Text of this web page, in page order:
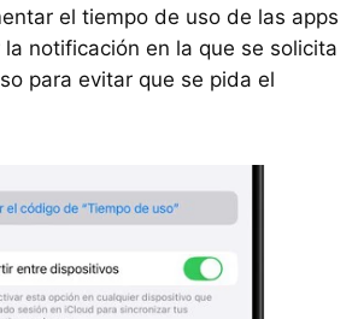
el tiempo de uso de las apps
notificación en la que se solicita
para evitar que se pida el